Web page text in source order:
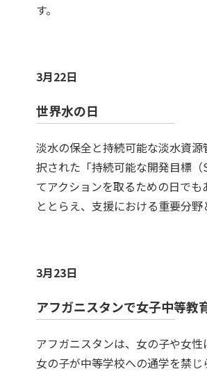
す。
3月22日
世界水の日
淡水の保全と持続可能な淡水資
択された「持続可能な開発目標（
てアクションを取るための日で
ととらえ、支援における重要分野
3月23日
アフガニスタンで女子中等教
アフガニスタンは、女の子や女
女の子が中等学校への通学を禁